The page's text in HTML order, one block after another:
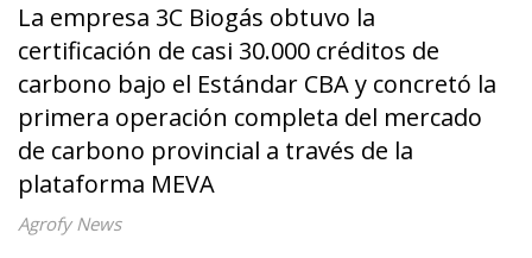
La empresa 3C Biogás obtuvo la
certificación de casi 30.000 créditos de
carbono bajo el Estándar CBA y concretó la
primera operación completa del mercado
de carbono provincial a través de la
plataforma MEVA
Agrofy News